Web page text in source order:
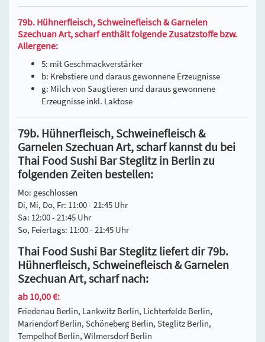
79b. Hühnerfleisch, Schweinefleisch & Garnelen
Szechuan Art, scharf enthält folgende Zusatzstoffe bzw.
Allergene:
5: mit Geschmackverstärker
b: Krebstiere und daraus gewonnene Erzeugnisse
g: Milch von Saugtieren und daraus gewonnene
Erzeugnisse inkl. Laktose
79b. Hühnerfleisch, Schweinefleisch &
Garnelen Szechuan Art, scharf kannst du bei
Thai Food Sushi Bar Steglitz in Berlin zu
folgenden Zeiten bestellen:
Mo: geschlossen
Di, Mi, Do, Fr: 11:00 - 21:45 Uhr
Sa: 12:00 - 21:45 Uhr
So, Feiertags: 11:00 - 21:45 Uhr
Thai Food Sushi Bar Steglitz liefert dir 79b.
Hühnerfleisch, Schweinefleisch & Garnelen
Szechuan Art, scharf nach:
ab 10,00 €:
Friedenau Berlin, Lankwitz Berlin, Lichterfelde Berlin,
Mariendorf Berlin, Schöneberg Berlin, Steglitz Berlin,
Tempelhof Berlin, Wilmersdorf Berlin